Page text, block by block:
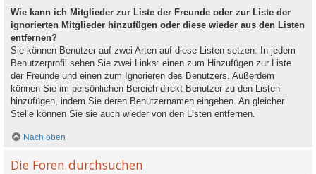
Wie kann ich Mitglieder zur Liste der Freunde oder zur Liste der
ignorierten Mitglieder hinzufügen oder diese wieder aus den Listen
entfernen?
Sie können Benutzer auf zwei Arten auf diese Listen setzen: In jedem
Benutzerprofil sehen Sie zwei Links: einen zum Hinzufügen zur Liste
der Freunde und einen zum Ignorieren des Benutzers. Außerdem
können Sie im persönlichen Bereich direkt Benutzer zu den Listen
hinzufügen, indem Sie deren Benutzernamen eingeben. An gleicher
Stelle können Sie sie auch wieder von den Listen entfernen.
Nach oben
Die Foren durchsuchen